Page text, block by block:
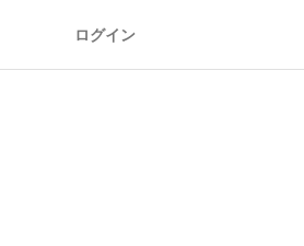
ログイン